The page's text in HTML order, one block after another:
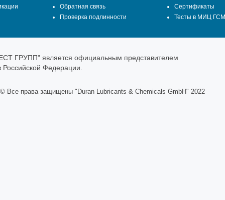
Обратная связь
Проверка подлинности
Сертификаты
Тесты в МИЦ ГСМ
ГРУПП" является официальным представителем
Федерации.
© Все права защищены "Duran Lubricants & Chemicals GmbH" 2022